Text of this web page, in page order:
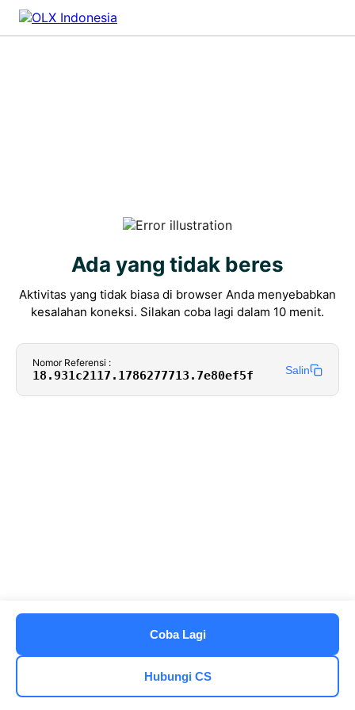
Ada yang tidak beres
Aktivitas yang tidak biasa di browser Anda menyebabkan
kesalahan koneksi. Silakan coba lagi dalam 10 menit.
Nomor Referensi :
18.931c2117.1786277713.7e80ef5f Salin
Hubungi CS
Coba Lagi